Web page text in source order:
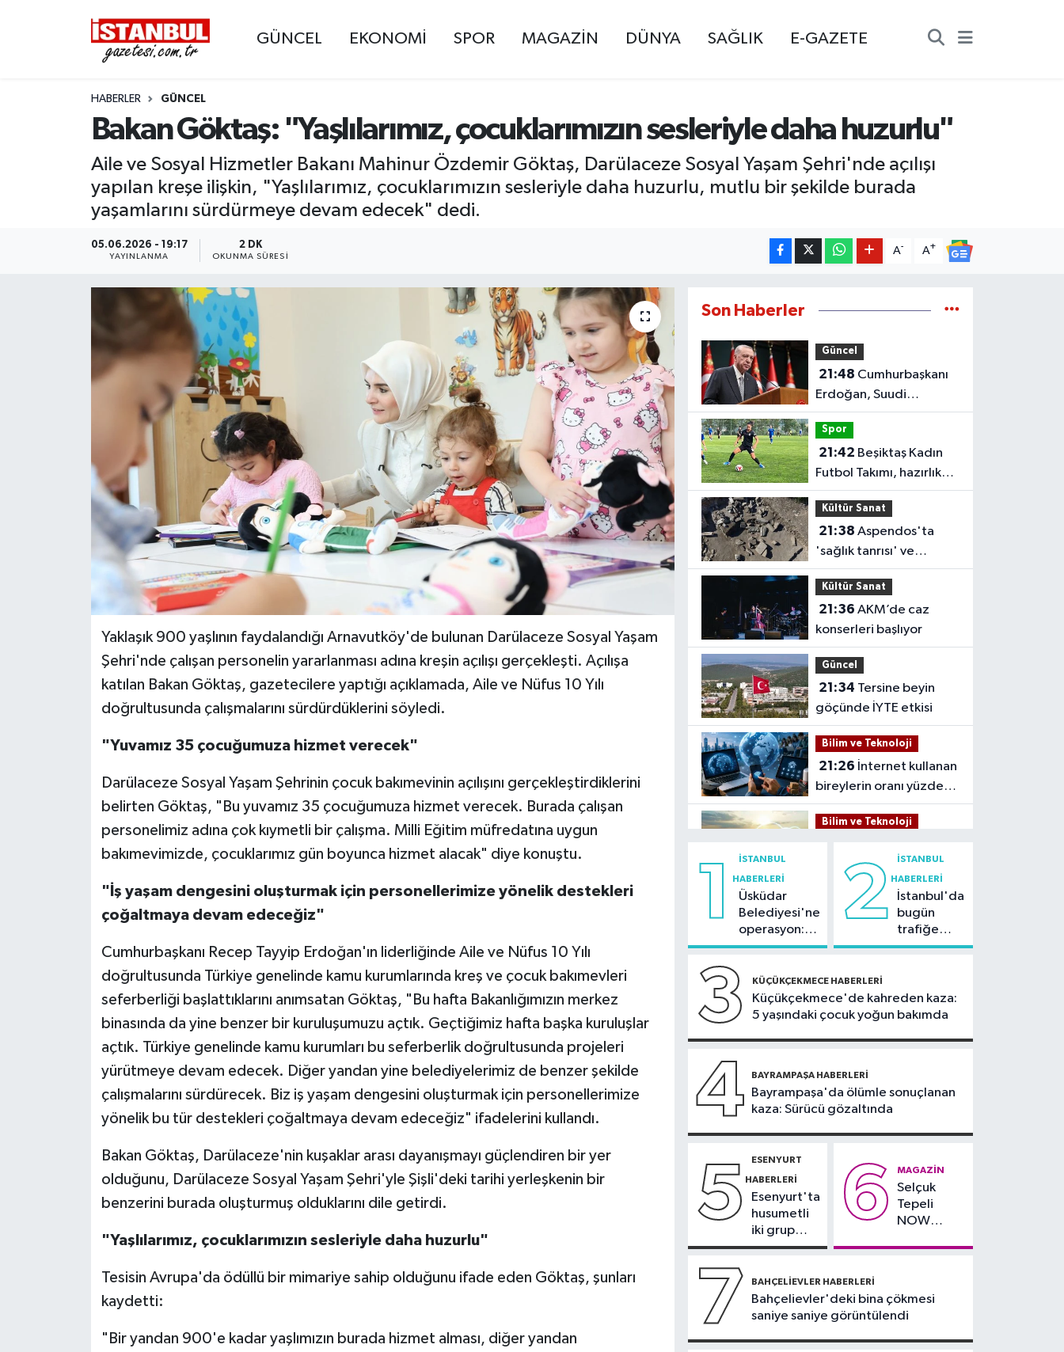
GÜNCEL EKONOMİ SPOR MAGAZİN DÜNYA SAĞLIK E-GAZETE
HABERLER GÜNCEL
Bakan Göktaş: "Yaşlılarımız, çocuklarımızın sesleriyle daha huzurlu"
Aile ve Sosyal Hizmetler Bakanı Mahinur Özdemir Göktaş, Darülaceze Sosyal Yaşam Şehri'nde açılışı
yapılan kreşe ilişkin, "Yaşlılarımız, çocuklarımızın sesleriyle daha huzurlu, mutlu bir şekilde burada
yaşamlarını sürdürmeye devam edecek" dedi.
05.06.2026 - 19:17
YAYINLANMA
2 DK
OKUNMA SÜRESI
A- A+
Yaklaşık 900 yaşlının faydalandığı Arnavutköy'de bulunan Darülaceze Sosyal Yaşam
Şehri'nde çalışan personelin yararlanması adına kreşin açılışı gerçekleşti. Açılışa
katılan Bakan Göktaş, gazetecilere yaptığı açıklamada, Aile ve Nüfus 10 Yılı
doğrultusunda çalışmalarını sürdürdüklerini söyledi.
"Yuvamız 35 çocuğumuza hizmet verecek"
Darülaceze Sosyal Yaşam Şehrinin çocuk bakımevinin açılışını gerçekleştirdiklerini
belirten Göktaş, "Bu yuvamız 35 çocuğumuza hizmet verecek. Burada çalışan
personelimiz adına çok kıymetli bir çalışma. Milli Eğitim müfredatına uygun
bakımevimizde, çocuklarımız gün boyunca hizmet alacak" diye konuştu.
"İş yaşam dengesini oluşturmak için personellerimize yönelik destekleri
çoğaltmaya devam edeceğiz"
Cumhurbaşkanı Recep Tayyip Erdoğan'ın liderliğinde Aile ve Nüfus 10 Yılı
doğrultusunda Türkiye genelinde kamu kurumlarında kreş ve çocuk bakımevleri
seferberliği başlattıklarını anımsatan Göktaş, "Bu hafta Bakanlığımızın merkez
binasında da yine benzer bir kuruluşumuzu açtık. Geçtiğimiz hafta başka kuruluşlar
açtık. Türkiye genelinde kamu kurumları bu seferberlik doğrultusunda projeleri
yürütmeye devam edecek. Diğer yandan yine belediyelerimiz de benzer şekilde
çalışmalarını sürdürecek. Biz iş yaşam dengesini oluşturmak için personellerimize
yönelik bu tür destekleri çoğaltmaya devam edeceğiz" ifadelerini kullandı.
Bakan Göktaş, Darülaceze'nin kuşaklar arası dayanışmayı güçlendiren bir yer
olduğunu, Darülaceze Sosyal Yaşam Şehri'yle Şişli'deki tarihi yerleşkenin bir
benzerini burada oluşturmuş olduklarını dile getirdi.
"Yaşlılarımız, çocuklarımızın sesleriyle daha huzurlu"
Tesisin Avrupa'da ödüllü bir mimariye sahip olduğunu ifade eden Göktaş, şunları
kaydetti:
"Bir yandan 900'e kadar yaşlımızın burada hizmet alması, diğer yandan
Son Haberler
Güncel
21:48
Erdoğan, Suudi
Arabistan'ı ziyaret
edecek
Spor
21:42
Futbol Takımı, hazırlık
maçında FOMGET'i 3-1
mağlup etti
Kültür Sanat
21:38
'sağlık tanrısı' ve
oğlunun heykeli bulundu
Kültür Sanat
21:36
konserleri başlıyor
Güncel
21:34
göçünde İYTE etkisi
Bilim ve Teknoloji
21:26
bireylerin oranı yüzde
92,3 oldu
Bilim ve Teknoloji
4 ayda 44,5 milyona
Kültür Sanat
21:21Esenler
Belediyesi vatandaşları
buluşturuyor
Sağlık
21:17"Karaciğerim
yağlı" demeyin,
önlemini alın
21:10Trabzonspor'da
Salah yaklaşık 30 bin
taraftar önünde imza
attı
1 İSTANBUL
HABERLERI
Üsküdar
Belediyesi'ne
operasyon:
Sinem
tutuklama
talebi
2 İSTANBUL
HABERLERI
İstanbul'da
bugün
trafiğe
dikkat:
bazı yollar
kapatılacak
3 KÜÇÜKÇEKMECE HABERLERI
Küçükçekmece'de kahreden kaza:
5 yaşındaki çocuk yoğun bakımda
4 BAYRAMPAŞA HABERLERI
Bayrampaşa'da ölümle sonuçlanan
kaza: Sürücü gözaltında
5 ESENYURT
HABERLERI
Esenyurt'ta
husumetli
iki grup
arasında
kavga
6 MAGAZIN
Selçuk
Tepeli
NOW
7 BAHÇELIEVLER HABERLERI
Bahçelievler'deki bina çökmesi
saniye saniye görüntülendi
EKONOMİ
İSTANBUL
KÜLTÜR SANAT
BİLİM VE TEKNOLOJİ
KURUMSAL
Nöbetçi Eczaneler
Hava Durumu
Trafik Durumu
Süper Lig Puan Durumu ve Fikstür
Tüm Manşetler
Son Dakika Haberleri